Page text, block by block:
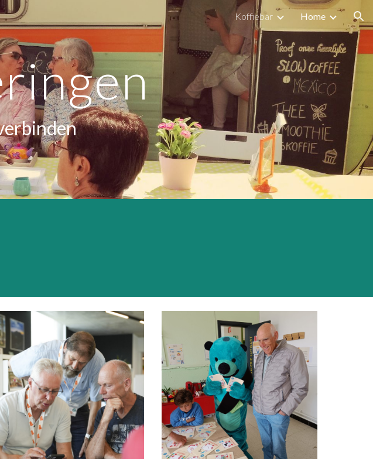
Skip to navigation Koffiebar Home